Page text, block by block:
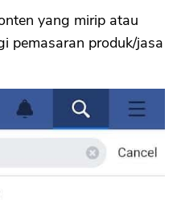
yang mirip atau
pemasaran produk/jasa